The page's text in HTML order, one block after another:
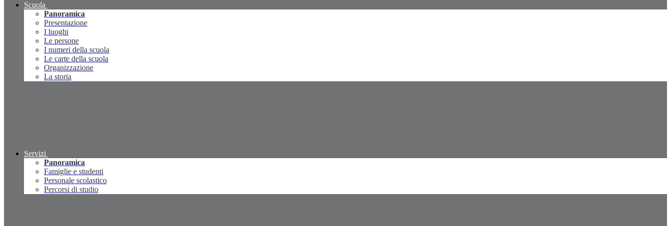
Scuola
Panoramica
Presentazione
I luoghi
Le persone
I numeri della scuola
Le carte della scuola
Organizzazione
La storia
Servizi
Panoramica
Famiglie e studenti
Personale scolastico
Percorsi di studio